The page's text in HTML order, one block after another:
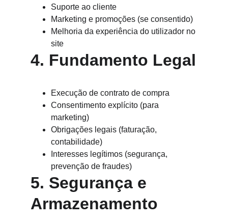
Suporte ao cliente
Marketing e promoções (se consentido)
Melhoria da experiência do utilizador no
site
4. Fundamento Legal
Execução de contrato de compra
Consentimento explícito (para
marketing)
Obrigações legais (faturação,
contabilidade)
Interesses legítimos (segurança,
prevenção de fraudes)
5. Segurança e
Armazenamento